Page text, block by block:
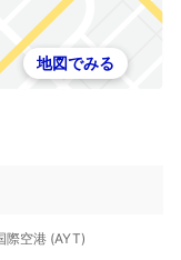
地図でみる
際空港 (AYT)